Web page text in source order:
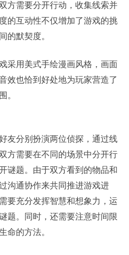
方需要分开行动，收集线索并
的互动性不仅增加了游戏的挑
的默契度。
采用美式手绘漫画风格，画面
效也恰到好处地为玩家营造了
。
友分别扮演两位侦探，通过线
方需要在不同的场景中分开行
谜题。由于双方看到的物品和
沟通协作来共同推进游戏进
要充分发挥智慧和想象力，运
题。同时，还需要注意时间限
命的方法。